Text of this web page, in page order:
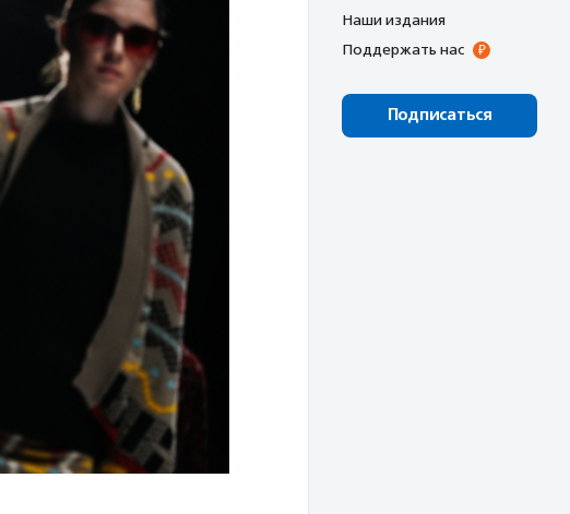
Наши издания
Поддержать нас
Подписаться